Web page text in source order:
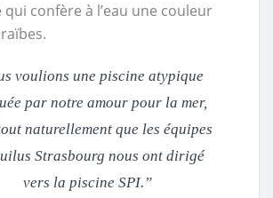
confère à l’eau une couleur
voulions une piscine atypique
par notre amour pour la mer,
naturellement que les équipes
Strasbourg nous ont dirigé
vers la piscine SPI.”